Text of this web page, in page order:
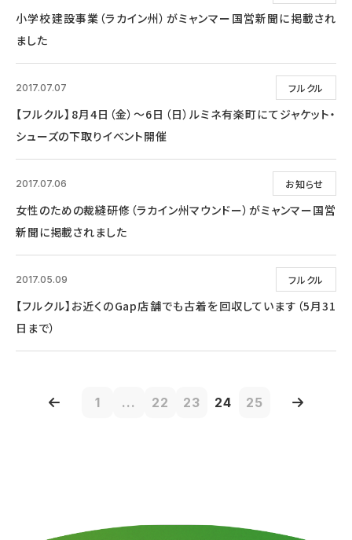
小学校建設事業（ラカイン州）がミャンマー国営新聞に掲載され
ました
フルクル
2017.07.07
【フルクル】8月4日（金）～6日（日）ルミネ有楽町にてジャケット・
シューズの下取りイベント開催
お知らせ
2017.07.06
女性のための裁縫研修（ラカイン州マウンドー）がミャンマー国営
新聞に掲載されました
フルクル
2017.05.09
【フルクル】お近くのGap店舗でも古着を回収しています（5月31
日まで）
1 ... 22 23 24 25